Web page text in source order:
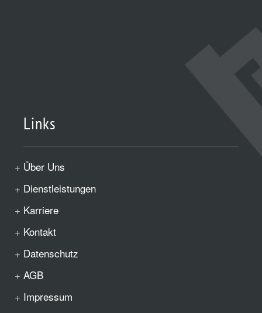
Links
Über Uns
Dienstleistungen
Karriere
Kontakt
Datenschutz
AGB
Impressum